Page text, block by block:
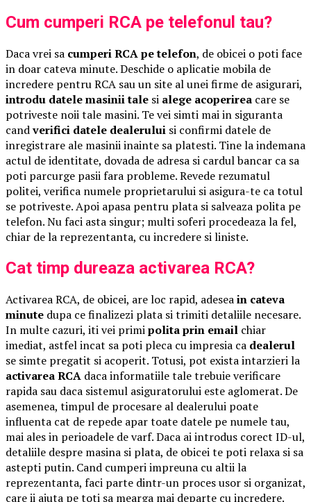
Cum cumperi RCA pe telefonul tau?
Daca vrei sa cumperi RCA pe telefon, de obicei o poti face
in doar cateva minute. Deschide o aplicatie mobila de
incredere pentru RCA sau un site al unei firme de asigurari,
introdu datele masinii tale si alege acoperirea care se
potriveste noii tale masini. Te vei simti mai in siguranta
candverifici datele dealerului si confirmi datele de
inregistrare ale masinii inainte sa platesti. Tine la indemana
actul de identitate, dovada de adresa si cardul bancar ca sa
poti parcurge pasii fara probleme. Revede rezumatul
politei, verifica numele proprietarului si asigura-te ca totul
se potriveste. Apoi apasa pentru plata si salveaza polita pe
telefon. Nu faci asta singur; multi soferi procedeaza la fel,
chiar de la reprezentanta, cu incredere si liniste.
Cat timp dureaza activarea RCA?
Activarea RCA, de obicei, are loc rapid, adeseain cateva
minute dupa ce finalizezi plata si trimiti detaliile necesare.
In multe cazuri, iti vei primipolita prin email chiar
imediat, astfel incat sa poti pleca cu impresia ca dealerul
se simte pregatit si acoperit. Totusi, pot exista intarzieri la
activarea RCA daca informatiile tale trebuie verificare
rapida sau daca sistemul asiguratorului este aglomerat. De
asemenea, timpul de procesare al dealerului poate
influenta cat de repede apar toate datele pe numele tau,
mai ales in perioadele de varf. Daca ai introdus corect ID-ul,
detaliile despre masina si plata, de obicei te poti relaxa si sa
astepti putin. Cand cumperi impreuna cu altii la
reprezentanta, faci parte dintr-un proces usor si organizat,
care ii ajuta pe toti sa mearga mai departe cu incredere.